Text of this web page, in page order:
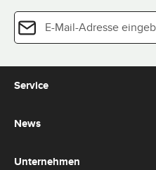
E-Mail-Adresse*
Ich habe die
Nutzungsbedingungen.
Die mit einem Stern (*)
Service
News
Unternehmen